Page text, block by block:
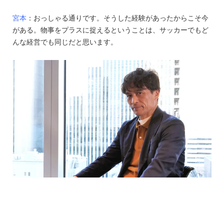
宮本 ：おっしゃる通りです。そうした経験があったからこそ今
がある。物事をプラスに捉えるということは、サッカーでもど
んな経営でも同じだと思います。